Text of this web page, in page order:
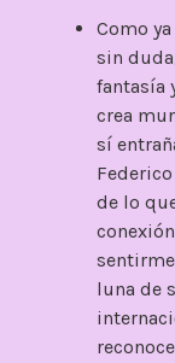
Como
sin
fantasía
crea
sí
de lo
luna de